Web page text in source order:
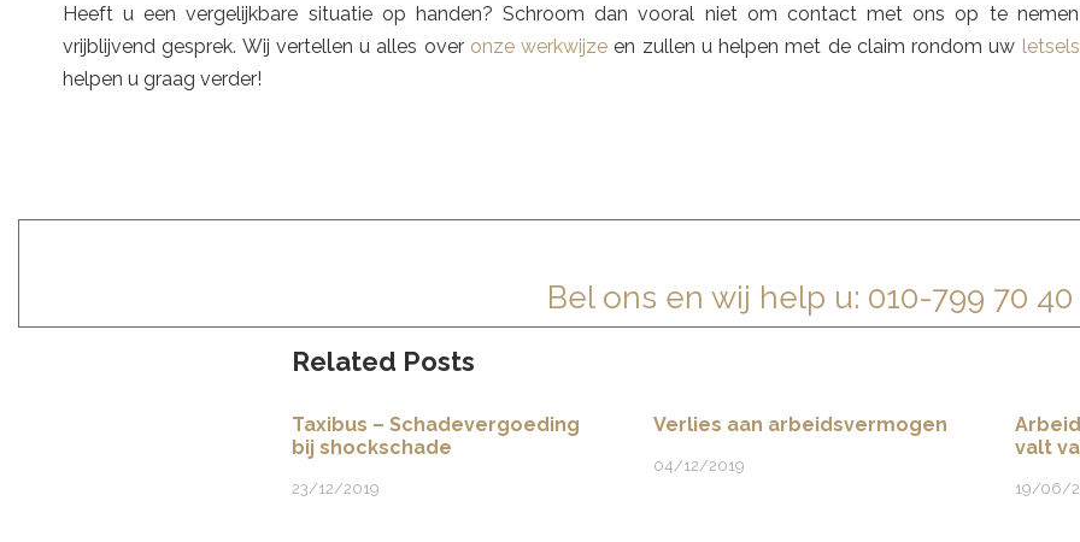
Heeft u een vergelijkbare situatie op handen? Schroom dan vooral niet om contact met ons op te
vrijblijvend gesprek. Wij vertellen u alles over onze werkwijze en zullen u helpen met de claim rondom uw
helpen u graag verder!
Bel ons en wij help u: 010-799 70 40
Related Posts
Taxibus – Schadevergoeding
bij shockschade
23/12/2019
Verlies aan arbeidsvermogen
04/12/2019
valt
19/06/